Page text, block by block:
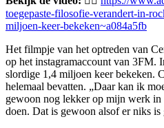
toegepaste-filosofie-verandert-in-
miljoen-keer-bekeken~a084a5fb
Het filmpje van het optreden van
op het instagramaccount van 3FM.
slordige 1,4 miljoen keer bekeken.
helemaal bevatten. „Daar kan ik
gewoon nog lekker op mijn werk in
doen. Dat is gewoon alsof er niks is